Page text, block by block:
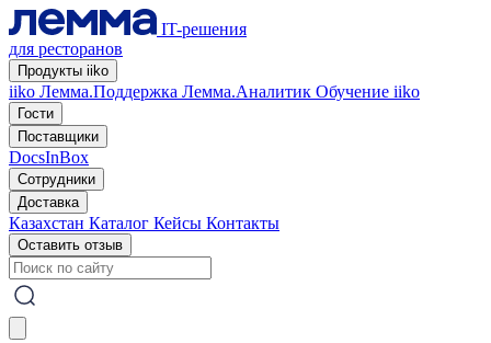
IT-решения
для ресторанов
Продукты iiko
iiko Лемма.Поддержка Лемма.Аналитик Обучение iiko
Гости
Поставщики
DocsInBox
Сотрудники
Доставка
Казахстан Каталог Кейсы Контакты
Оставить отзыв